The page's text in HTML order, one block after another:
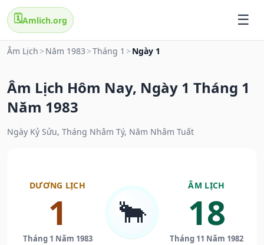
🗓️Amlich.org
Âm Lịch > Năm 1983 >Tháng 1 > Ngày 1
Âm Lịch Hôm Nay, Ngày 1 Tháng 1
Năm 1983
Ngày Kỷ Sửu, Tháng Nhâm Tý, Năm Nhâm Tuất
DƯƠNG LỊCH
1
Tháng 1 Năm 1983
🐂
ÂM LỊCH
18
Tháng 11 Năm 1982